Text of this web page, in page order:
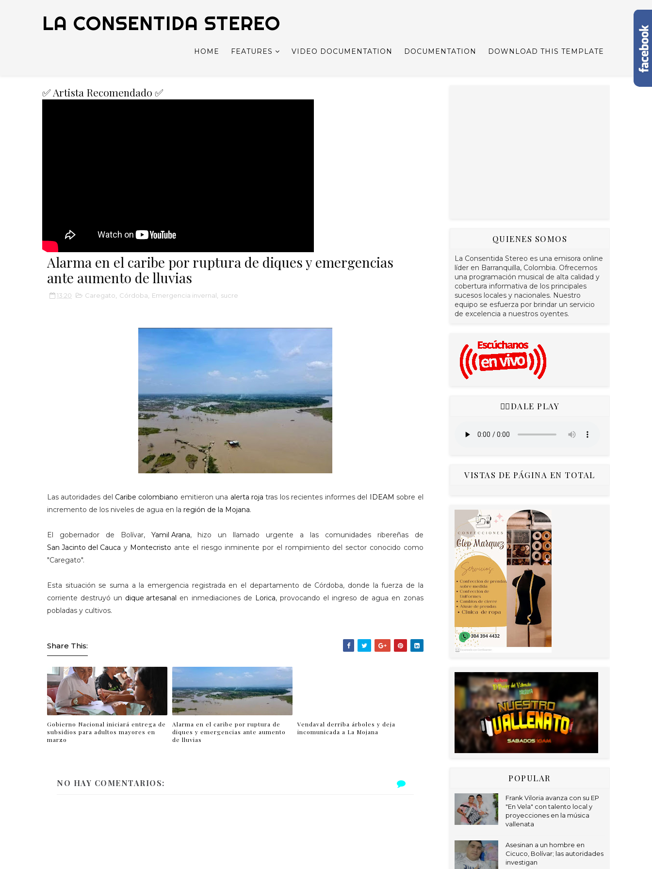
LA CONSENTIDA STEREO
HOME FEATURES VIDEO DOCUMENTATION DOCUMENTATION DOWNLOAD THIS TEMPLATE
✅ Artista Recomendado ✅
Alarma en el caribe por ruptura de diques y emergencias
ante aumento de lluvias
13:20 Caregato Córdoba Emergencia invernal sucre
Las autoridades del Caribe colombiano emitieron una alerta roja tras los recientes informes del IDEAM sobre el
incremento de los niveles de agua en la región de la Mojana.
El gobernador de Bolívar, Yamil Arana, hizo un llamado urgente a las comunidades ribereñas de
San Jacinto del Cauca y Montecristo ante el riesgo inminente por el rompimiento del sector conocido como
"Caregato".
Esta situación se suma a la emergencia registrada en el departamento de Córdoba, donde la fuerza de la
corriente destruyó un dique artesanal en inmediaciones de Lorica, provocando el ingreso de agua en zonas
pobladas y cultivos.
Share This:
Gobierno Nacional iniciará entrega de
subsidios para adultos mayores en
marzo
Alarma en el caribe por ruptura de
diques y emergencias ante aumento
de lluvias
Vendaval derriba árboles y deja
incomunicada a La Mojana
NO HAY COMENTARIOS:
QUIENES SOMOS
La Consentida Stereo es una emisora online
líder en Barranquilla, Colombia. Ofrecemos
una programación musical de alta calidad y
cobertura informativa de los principales
sucesos locales y nacionales. Nuestro
equipo se esfuerza por brindar un servicio
de excelencia a nuestros oyentes.
👇🏻DALE PLAY
VISTAS DE PÁGINA EN TOTAL
POPULAR
Frank Viloria avanza con su EP
"En Vela" con talento local y
proyecciones en la música
vallenata
Asesinan a un hombre en
Cicuco, Bolívar; las autoridades
investigan